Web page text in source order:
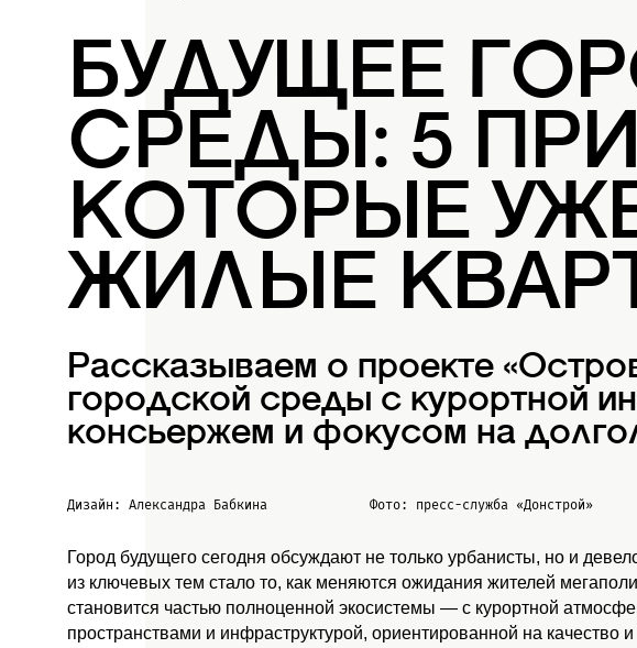
БУДУЩЕЕ
СРЕДЫ: 5
КОТОРЫЕ
ЖИЛЫЕ
Рассказываем о проекте
городской среды с курортной
консьержем и фокусом на
Дизайн: Александра Бабкина Фото: пресс-служба «Донстрой»
Город будущего сегодня обсуждают не только урбанисты, но и
из ключевых тем стало то, как меняются ожидания жителей
становится частью полноценной экосистемы — с курортной
пространствами и инфраструктурой, ориентированной на